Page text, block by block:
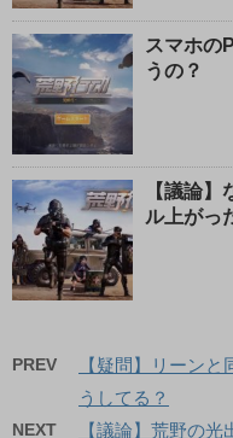
スマホの
うの？
【議論
ル上がっ
PREV
【疑問】リーン
うしてる？
NEXT
【議論】荒野の